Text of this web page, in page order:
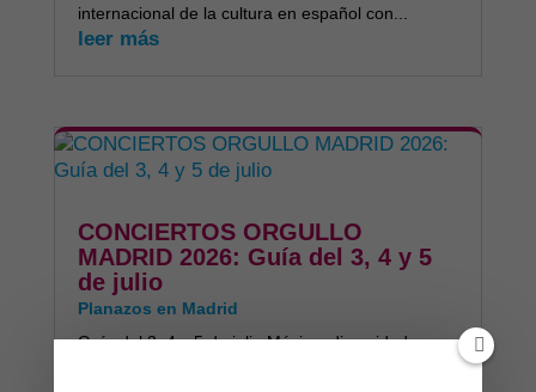
internacional de la cultura en español con...
leer más
CONCIERTOS ORGULLO
MADRID 2026: Guía del 3, 4 y 5
de julio
Planazos en Madrid
Guía del 3, 4 y 5 de julio Música, diversidad y